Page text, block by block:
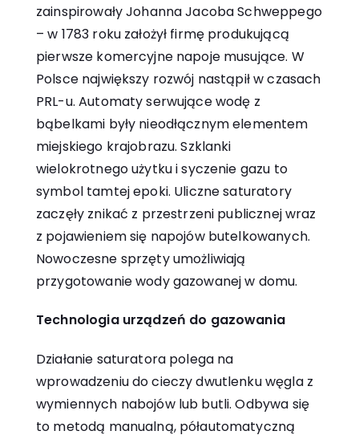
zainspirowały Johanna Jacoba Schweppego
– w 1783 roku założył firmę produkującą
pierwsze komercyjne napoje musujące. W
Polsce największy rozwój nastąpił w czasach
PRL-u. Automaty serwujące wodę z
bąbelkami były nieodłącznym elementem
miejskiego krajobrazu. Szklanki
wielokrotnego użytku i syczenie gazu to
symbol tamtej epoki. Uliczne saturatory
zaczęły znikać z przestrzeni publicznej wraz
z pojawieniem się napojów butelkowanych.
Nowoczesne sprzęty umożliwiają
przygotowanie wody gazowanej w domu.
Technologia urządzeń do gazowania
Działanie saturatora polega na
wprowadzeniu do cieczy dwutlenku węgla z
wymiennych nabojów lub butli. Odbywa się
to metodą manualną, półautomatyczną